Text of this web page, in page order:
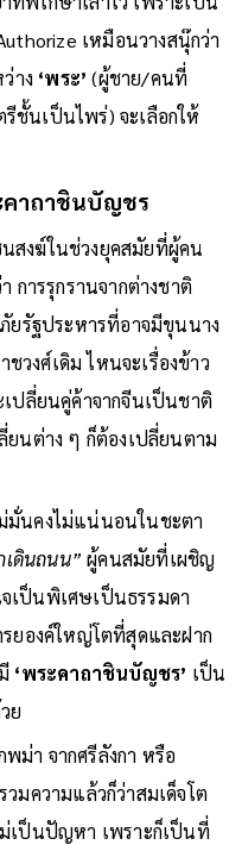
เหมือนวางสนุ๊กว่า
าง ‘พระ’ (ผู้ชาย/คนที่
รีชั้นเป็นไพร่) จะเลือกให้
คาถาชินบัญชร
สงฆ์ในช่วงยุคสมัยที่ผู้คน
การรุกรานจากต่างชาติ
ยรัฐประหารที่อาจมีขุนนาง
วงศ์เดิม ไหนจะเรื่องข้าว
ปลี่ยนคู่ค้าจากจีนเป็นชาติ
ยนต่าง ๆ ก็ต้องเปลี่ยนตาม
มั่นคงไม่แน่นอนในชะตา
เดินถนน” ผู้คนสมัยที่เผชิญ
เป็นพิเศษเป็นธรรมดา
รยองค์ใหญ่โตที่สุดและฝาก
‘พระคาถาชินบัญชร’ เป็น
ย
ม่า จากศรีลังกา หรือ
มความแล้วก็ว่าสมเด็จโต
เป็นปัญหา เพราะก็เป็นที่